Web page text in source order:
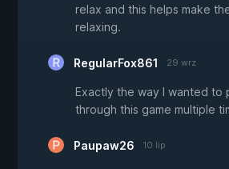
relax and this helps make
relaxing.
RegularFox861 29 wrz
Exactly the way I wanted to
through this game multiple
Paupaw26 10 lip